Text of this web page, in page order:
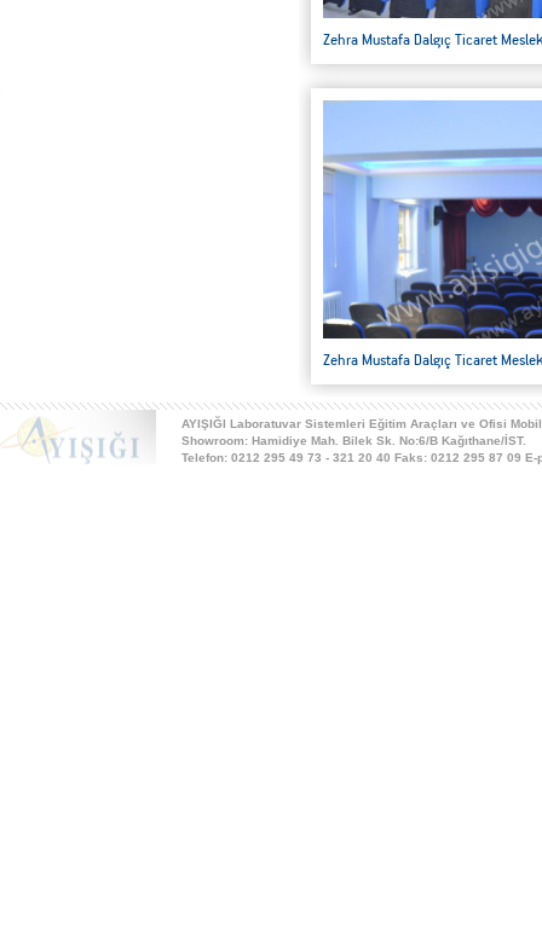
Zehra Mustafa Dalgıç Ticaret
Zehra Mustafa Dalgıç Ticaret
AYIŞIĞI Laboratuvar Sistemleri Eğitim Araçları ve Ofisi
Showroom: Hamidiye Mah. Bilek Sk. No:6/B Kağıthane/İST.
Telefon: 0212 295 49 73 - 321 20 40 Faks: 0212 295 87 09